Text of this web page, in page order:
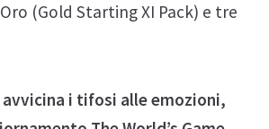
(Gold Starting XI Pack) e tre
avvicina i tifosi alle emozioni,